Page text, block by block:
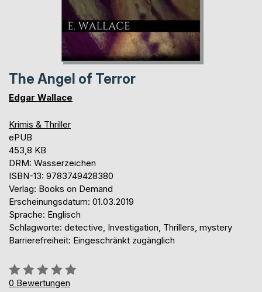
The Angel of Terror
Edgar Wallace
Krimis & Thriller
ePUB
453,8 KB
DRM: Wasserzeichen
ISBN-13: 9783749428380
Verlag: Books on Demand
Erscheinungsdatum: 01.03.2019
Sprache: Englisch
Schlagworte: detective, Investigation, Thrillers, mystery
Barrierefreiheit: Eingeschränkt zugänglich
Bewertung::
0%
0 Bewertungen